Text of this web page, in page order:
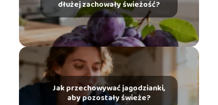
dłużej zachowały świeżość?
Jak przechowywać jagodzianki,
aby pozostały świeże?